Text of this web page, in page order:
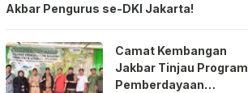
Akbar Pengurus se-DKI Jakarta!
Camat Kembangan
Jakbar Tinjau Program
Pemberdayaan